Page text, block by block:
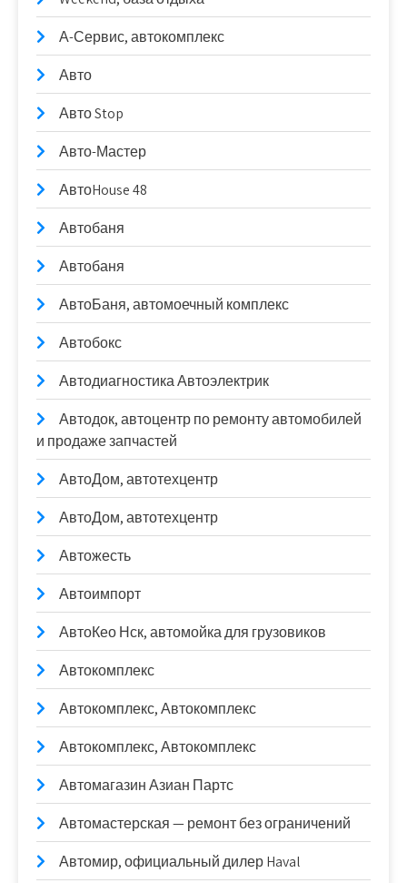
А-Сервис, автокомплекс
Авто
Авто Stop
Авто-Мастер
АвтоHouse 48
Автобаня
Автобаня
АвтоБаня, автомоечный комплекс
Автобокс
Автодиагностика Автоэлектрик
Автодок, автоцентр по ремонту автомобилей
и продаже запчастей
АвтоДом, автотехцентр
АвтоДом, автотехцентр
Автожесть
Автоимпорт
АвтоКео Нск, автомойка для грузовиков
Автокомплекс
Автокомплекс, Автокомплекс
Автокомплекс, Автокомплекс
Автомагазин Азиан Партс
Автомастерская — ремонт без ограничений
Автомир, официальный дилер Haval